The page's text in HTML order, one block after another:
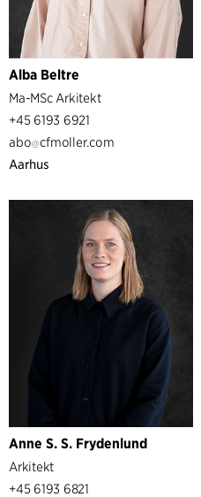
Alba Beltre
Ma-MSc Arkitekt
+45 6193 6921
abo
cfmoller.com
Aarhus
Anne S. S. Frydenlund
Arkitekt
+45 6193 6821